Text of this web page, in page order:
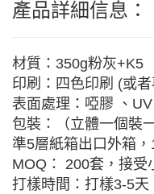
產品詳細信息：
材質：350g粉灰+K5
印刷：四色印刷 (或
表面處理：啞膠 、
包裝：（立體一個裝
準5層紙箱出口外箱
MOQ： 200套，接受
打樣時間：打樣3-5天